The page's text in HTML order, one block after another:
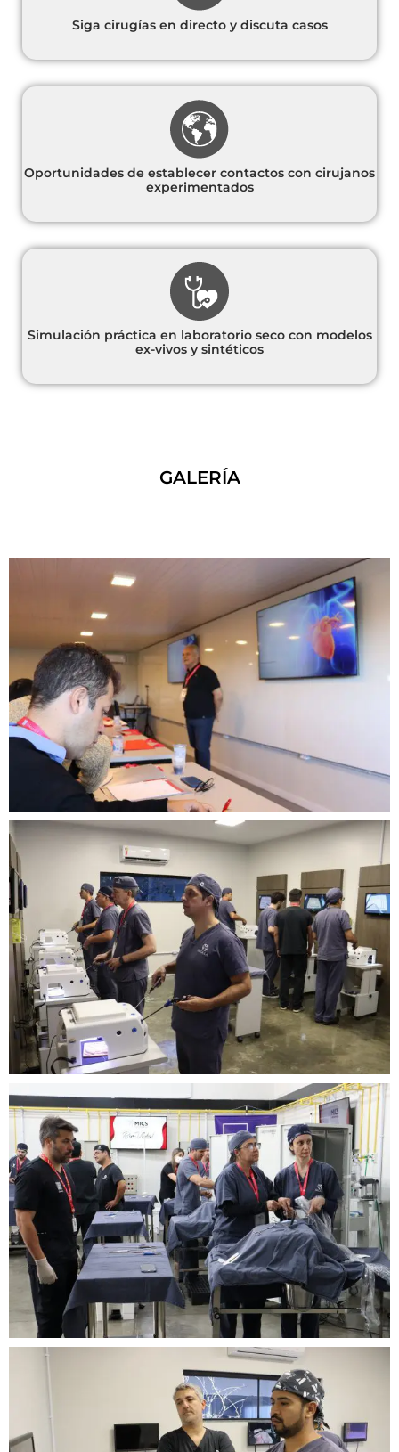
Siga cirugías en directo y discuta casos
Oportunidades de establecer contactos con cirujanos
experimentados
Simulación práctica en laboratorio seco con modelos
ex-vivos y sintéticos
GALERÍA